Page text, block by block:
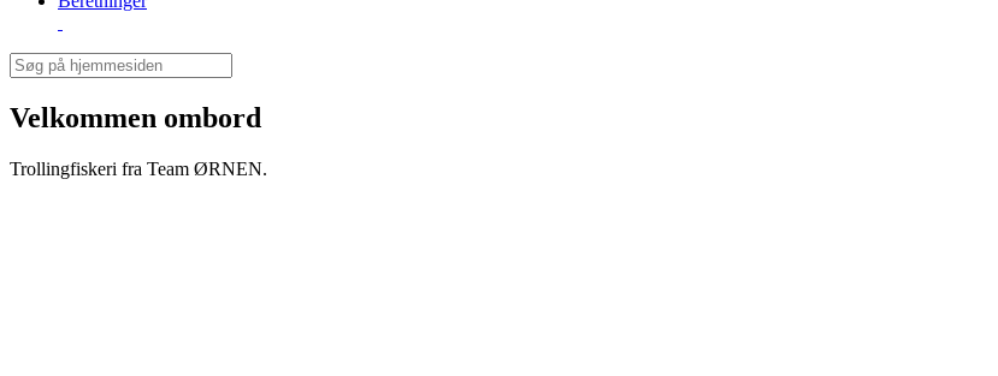
Velkommen ombord
Trollingfiskeri fra Team ØRNEN.